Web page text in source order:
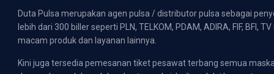
Duta Pulsa merupakan agen pulsa / distributor pulsa sebagai
lebih dari 300 biller seperti PLN, TELKOM, PDAM, ADIRA, FIF,
macam produk dan layanan lainnya.
Kini juga tersedia pemesanan tiket pesawat terbang semua